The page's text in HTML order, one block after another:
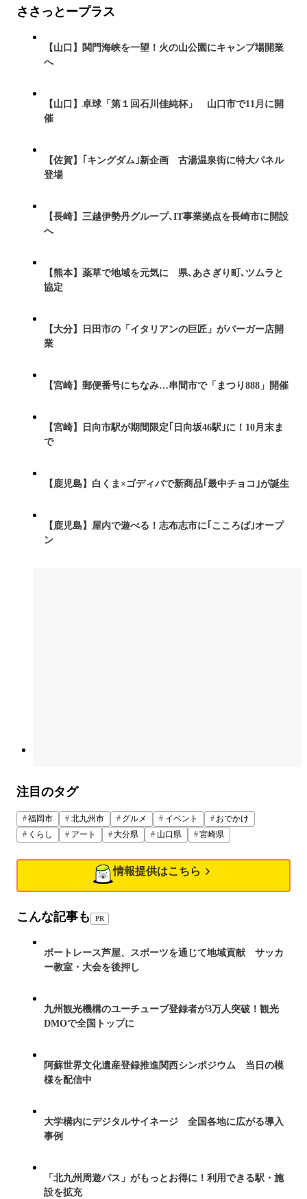
ささっとープラス
【山口】関門海峡を一望！火の山公園にキャンプ場開業
へ
【山口】卓球「第１回石川佳純杯」 山口市で11月に開
催
【佐賀】｢キングダム｣新企画 古湯温泉街に特大パネル
登場
【長崎】三越伊勢丹グループ､IT事業拠点を長崎市に開設
へ
【熊本】薬草で地域を元気に 県､あさぎり町､ツムラと
協定
【大分】日田市の「イタリアンの巨匠」がバーガー店開
業
【宮崎】郵便番号にちなみ…串間市で「まつり888」開催
【宮崎】日向市駅が期間限定｢日向坂46駅｣に！10月末ま
で
【鹿児島】白くま×ゴディバで新商品｢最中チョコ｣が誕生
【鹿児島】屋内で遊べる！志布志市に｢こころば｣オープ
ン
注目のタグ
福岡市 北九州市 グルメ イベント
おでかけ
くらし
アート 大分県 山口県 宮崎県
情報提供はこちら
こんな記事も PR
ボートレース芦屋、スポーツを通じて地域貢献 サッカ
ー教室・大会を後押し
九州観光機構のユーチューブ登録者が3万人突破！観光
DMOで全国トップに
阿蘇世界文化遺産登録推進関西シンポジウム 当日の模
様を配信中
大学構内にデジタルサイネージ 全国各地に広がる導入
事例
「北九州周遊パス」がもっとお得に！利用できる駅・施
設を拡充